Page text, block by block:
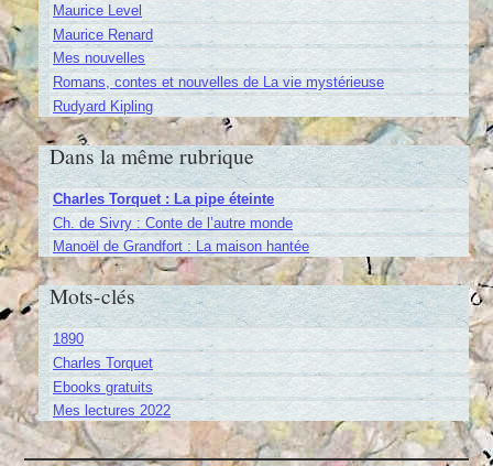
Maurice Level
Maurice Renard
Mes nouvelles
Romans, contes et nouvelles de La vie mystérieuse
Rudyard Kipling
Dans la même rubrique
Charles Torquet : La pipe éteinte
Ch. de Sivry : Conte de l’autre monde
Manoël de Grandfort : La maison hantée
Mots-clés
1890
Charles Torquet
Ebooks gratuits
Mes lectures 2022